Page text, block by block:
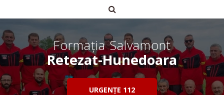

Formația Salvamont
Retezat-Hunedoara
URGENȚE 112